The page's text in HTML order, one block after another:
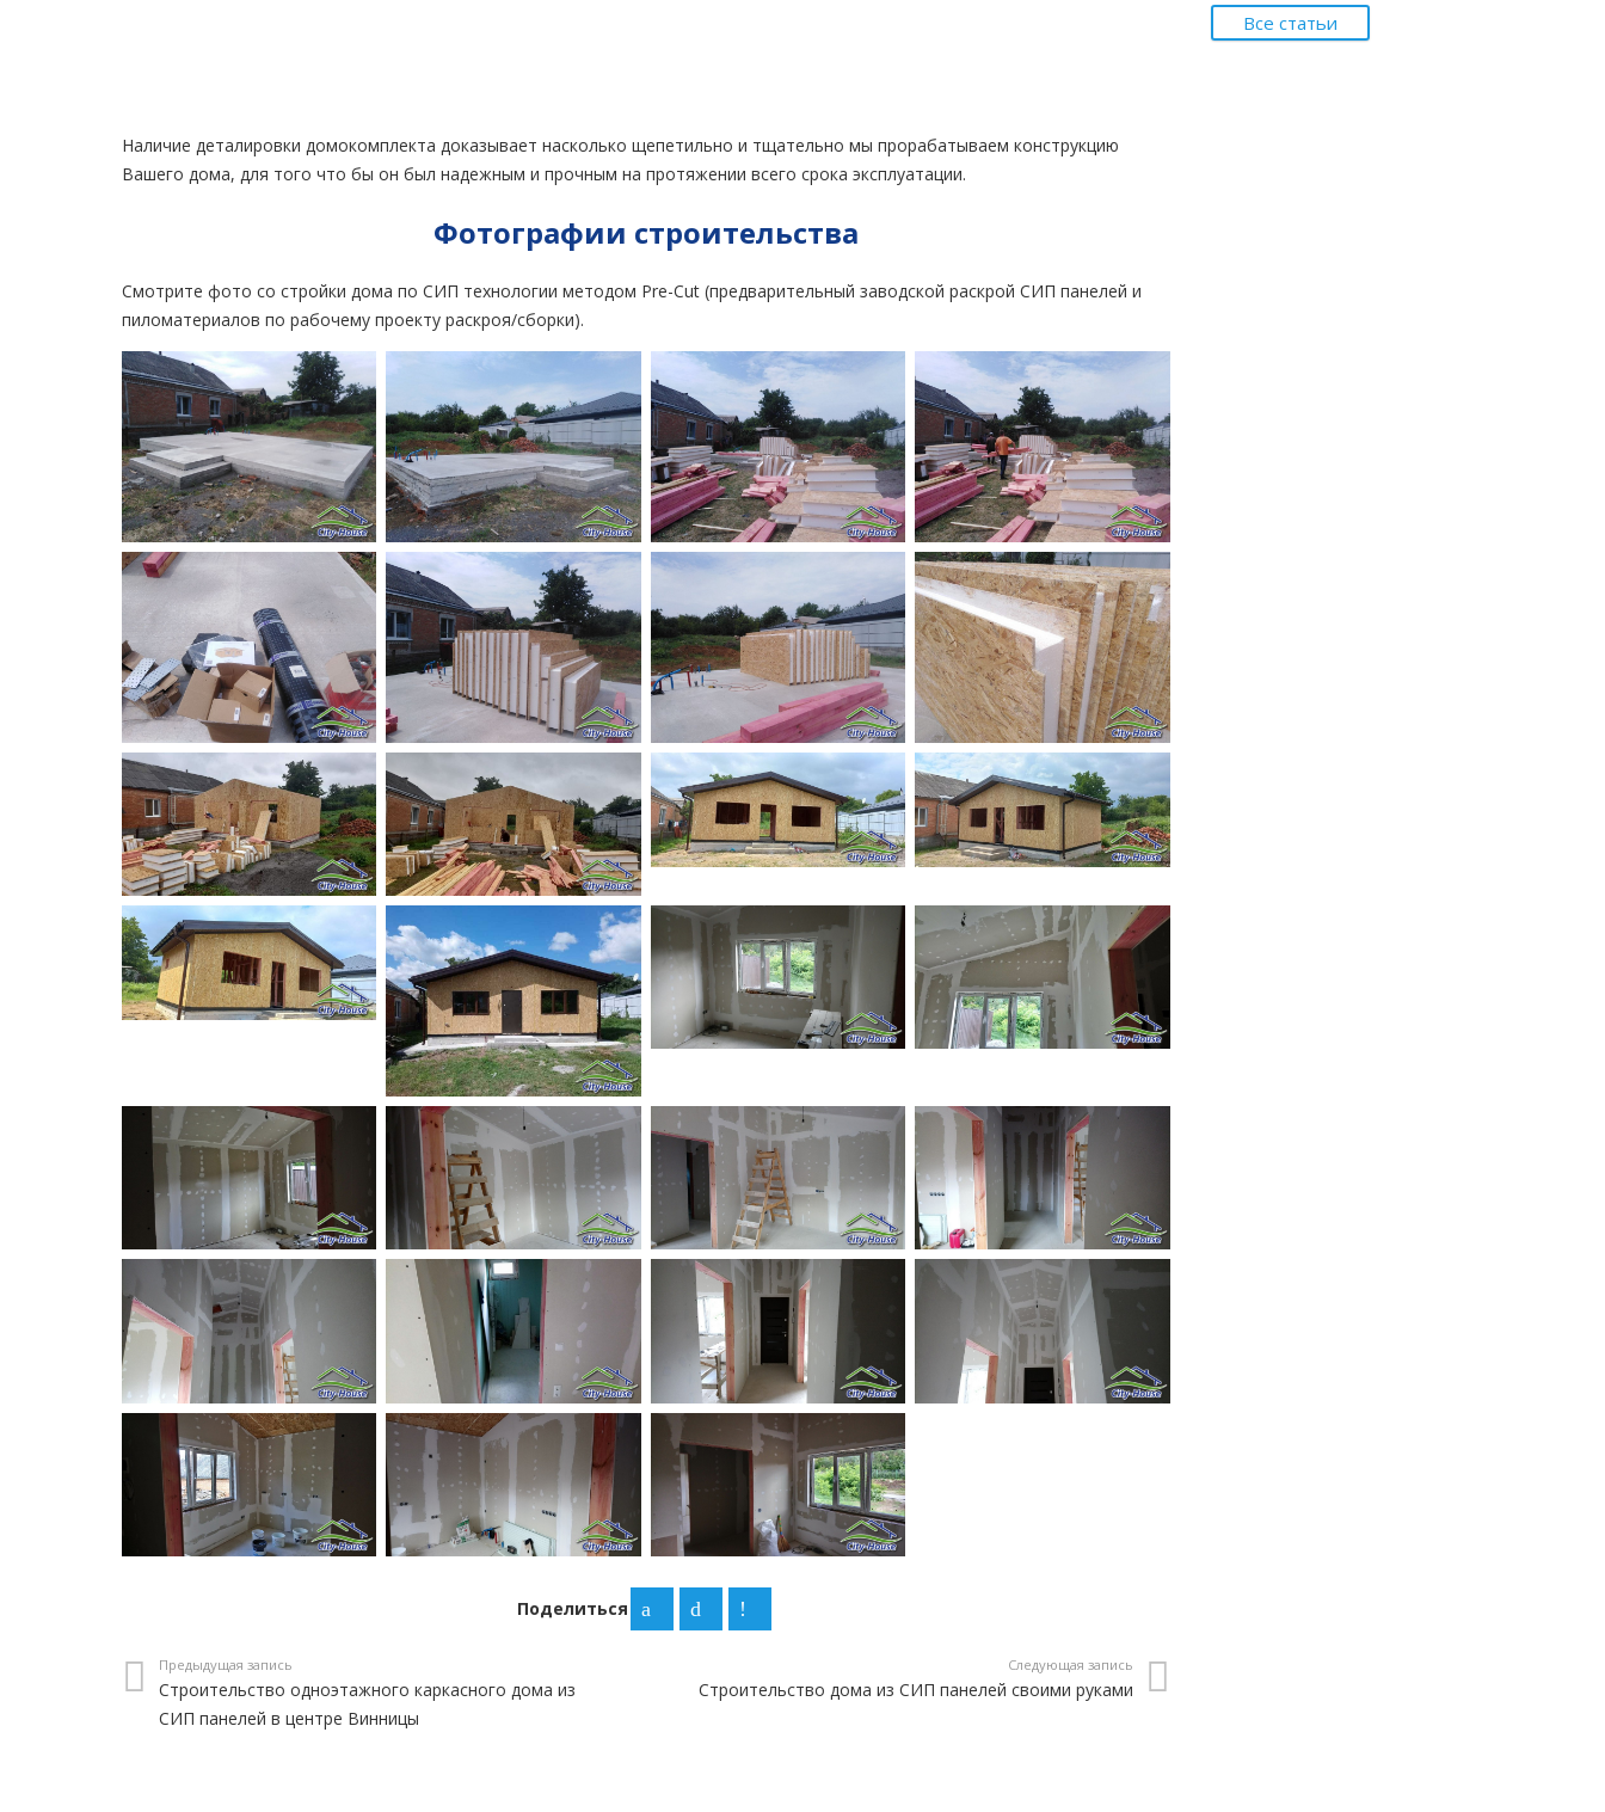
Наличие деталировки домокомплекта доказывает насколько щепетильно и тщательно мы прорабатываем конструкцию
Вашего дома, для того что бы он был надежным и прочным на протяжении всего срока эксплуатации.
Фотографии строительства
Смотрите фото со стройки дома по СИП технологии методом Pre-Cut (предварительный заводской раскрой СИП панелей и
пиломатериалов по рабочему проекту раскроя/сборки).
Поделиться
Предыдущая запись
Строительство одноэтажного каркасного дома из
СИП панелей в центре Винницы
Следующая запись
Строительство дома из СИП панелей своими руками
Все статьи